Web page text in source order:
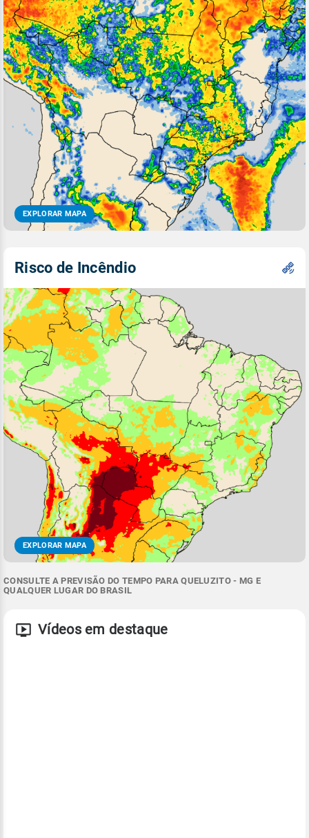
EXPLORAR MAPA
Risco de Incêndio
EXPLORAR MAPA
CONSULTE A PREVISÃO DO TEMPO PARA QUELUZITO - MG E
QUALQUER LUGAR DO BRASIL
Vídeos em destaque